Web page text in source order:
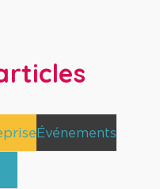
Événements